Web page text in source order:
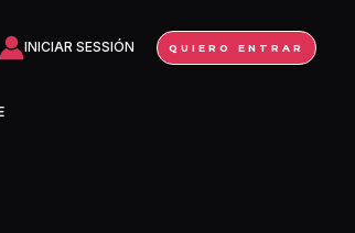
INICIAR SESSIÓN QUIERO ENTRAR